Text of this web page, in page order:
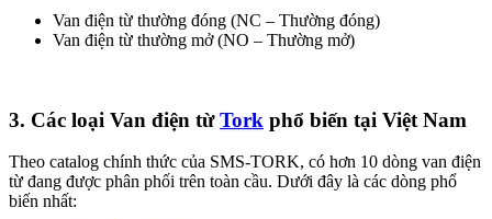
Van điện từ thường đóng (NC – Thường đóng)
Van điện từ thường mở (NO – Thường mở)
3. Các loại Van điện từTork phổ biến tại Việt Nam
Theo catalog chính thức của SMS-TORK, có hơn 10 dòng van điện
từ đang được phân phối trên toàn cầu. Dưới đây là các dòng phổ
biến nhất: